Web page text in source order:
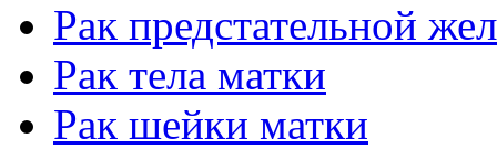
Рак предстательной
Рак тела матки
Рак шейки матки